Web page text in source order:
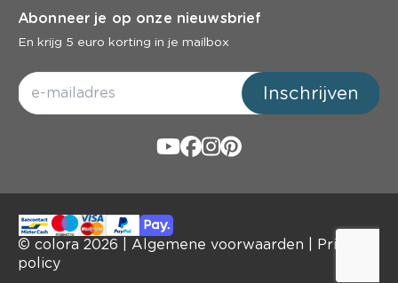
Abonneer je op onze nieuwsbrief
En krijg 5 euro korting in je mailbox
Inschrijven
© colora 2026 Algemene voorwaarden
Privacy
policy